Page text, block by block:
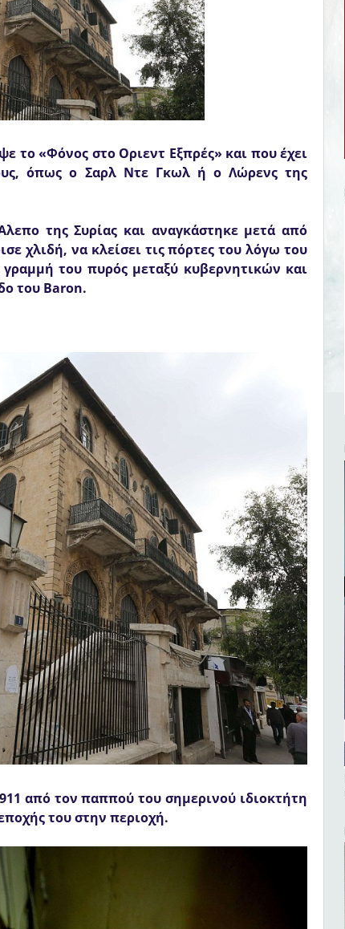
το «Φόνος στο Οριεντ Εξπρές» και που έχει
όπως ο Σαρλ Ντε Γκωλ ή ο Λώρενς της
της Συρίας και αναγκάστηκε μετά από
χλιδή, να κλείσει τις πόρτες του λόγω του
του πυρός μεταξύ κυβερνητικών και
του Baron.
από τον παππού του σημερινού ιδιοκτήτη
του στην περιοχή.